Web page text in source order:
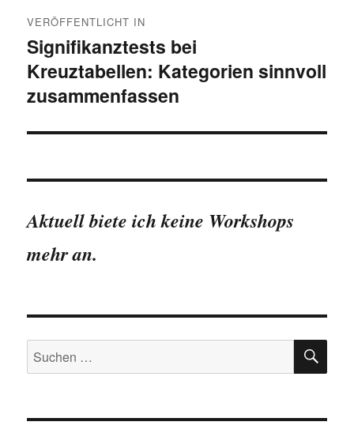
VERÖFFENTLICHT IN
Signifikanztests bei
Kreuztabellen: Kategorien sinnvoll
zusammenfassen
Aktuell biete ich keine Workshops
mehr an.
Suchen
nach: